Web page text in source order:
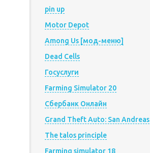
pin up
Motor Depot
Among Us [мод-меню]
Dead Cells
Госуслуги
Farming Simulator 20
Сбербанк Онлайн
Grand Theft Auto: San Andreas
The talos principle
Farming simulator 18